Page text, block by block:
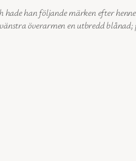
han följande märken efter
överarmen en utbredd